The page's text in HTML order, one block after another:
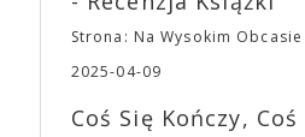
„Midsommar. W biały dzień”
osobisty film, który pozwolił
się z widzami swoimi lękami,
„Bo się boi” w kinach od 21
napoje oraz drobne przekąski a
planujemy Strefę
fantastycznego czasu
EXPO XXI!
Strona: Na Wysokim Obcasie
2025-04-09
Coś Się Kończy,